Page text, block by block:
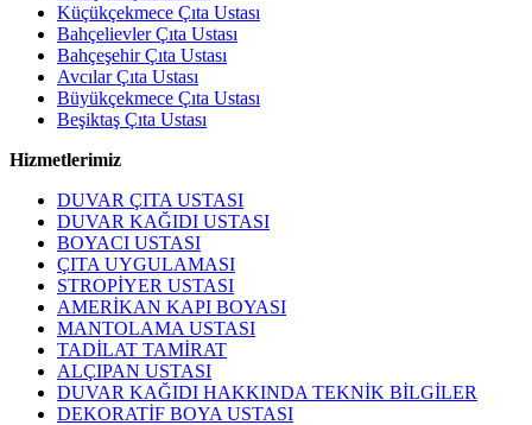
Küçükçekmece Çıta Ustası
Bahçelievler Çıta Ustası
Bahçeşehir Çıta Ustası
Avcılar Çıta Ustası
Büyükçekmece Çıta Ustası
Beşiktaş Çıta Ustası
Hizmetlerimiz
DUVAR ÇITA USTASI
DUVAR KAĞIDI USTASI
BOYACI USTASI
ÇITA UYGULAMASI
STROPİYER USTASI
AMERİKAN KAPI BOYASI
MANTOLAMA USTASI
TADİLAT TAMİRAT
ALÇIPAN USTASI
DUVAR KAĞIDI HAKKINDA TEKNİK BİLGİLER
DEKORATİF BOYA USTASI